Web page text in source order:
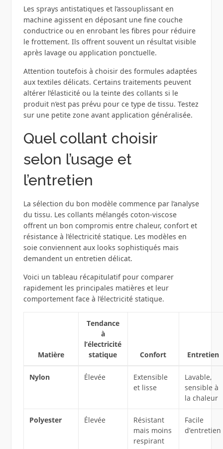
Les sprays antistatiques et l’assouplissant en
machine agissent en déposant une fine couche
conductrice ou en enrobant les fibres pour réduire
le frottement. Ils offrent souvent un résultat visible
après lavage ou application ponctuelle.
Attention toutefois à choisir des formules adaptées
aux textiles délicats. Certains traitements peuvent
altérer l’élasticité ou la teinte des collants si le
produit n’est pas prévu pour ce type de tissu. Testez
sur une petite zone avant application généralisée.
Quel collant choisir
selon l’usage et
l’entretien
La sélection du bon modèle commence par l’analyse
du tissu. Les collants mélangés coton-viscose
offrent un bon compromis entre chaleur, confort et
résistance à l’électricité statique. Les modèles en
soie conviennent aux looks sophistiqués mais
demandent un entretien délicat.
Voici un tableau récapitulatif pour comparer
rapidement les principales matières et leur
comportement face à l’électricité statique.
Matière
Tendance
à
l’électricité
statique
Confort Entretien
Nylon Élevée
Extensible
et lisse
Lavable,
sensible à
la chaleur
Polyester Élevée
Résistant
mais moins
respirant
Facile
d’entretien